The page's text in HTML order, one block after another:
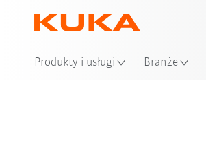
Produkty i usługi Branże